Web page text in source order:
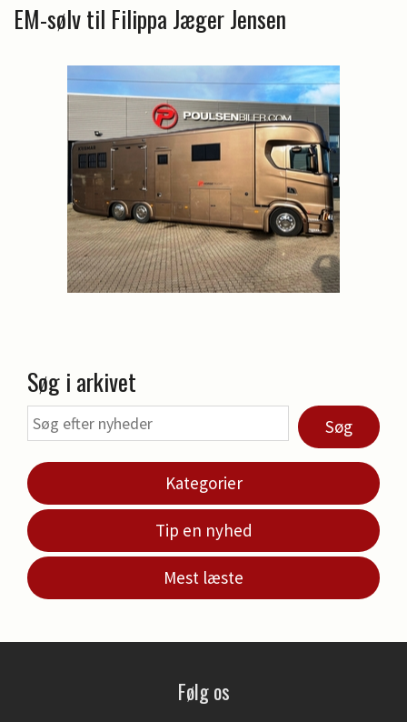
EM-sølv til Filippa Jæger Jensen
Søg i arkivet
Søg
Kategorier
Tip en nyhed
Mest læste
Følg os